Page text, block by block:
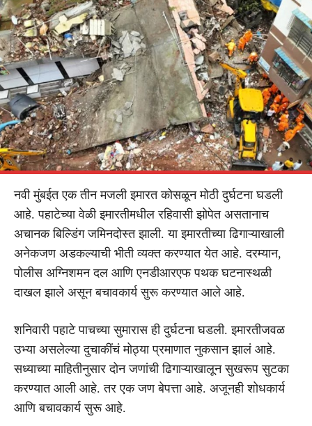
नवी मुंबईत एक तीन मजली इमारत कोसळून मोठी दुर्घटना घडली
आहे. पहाटेच्या वेळी इमारतीमधील रहिवासी झोपेत असतानाच
अचानक बिल्डिंग जमिनदोस्त झाली. या इमारतीच्या ढिगाऱ्याखाली
अनेकजण अडकल्याची भीती व्यक्त करण्यात येत आहे. दरम्यान,
पोलीस अग्निशमन दल आणि एनडीआरएफ पथक घटनास्थळी
दाखल झाले असून बचावकार्य सुरू करण्यात आले आहे.
शनिवारी पहाटे पाचच्या सुमारास ही दुर्घटना घडली. इमारतीजवळ
उभ्या असलेल्या दुचाकींचं मोठ्या प्रमाणात नुकसान झालं आहे.
सध्याच्या माहितीनुसार दोन जणांची ढिगाऱ्याखालून सुखरूप सुटका
करण्यात आली आहे. तर एक जण बेपत्ता आहे. अजूनही शोधकार्य
आणि बचावकार्य सुरू आहे.